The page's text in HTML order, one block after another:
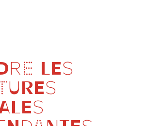
LES